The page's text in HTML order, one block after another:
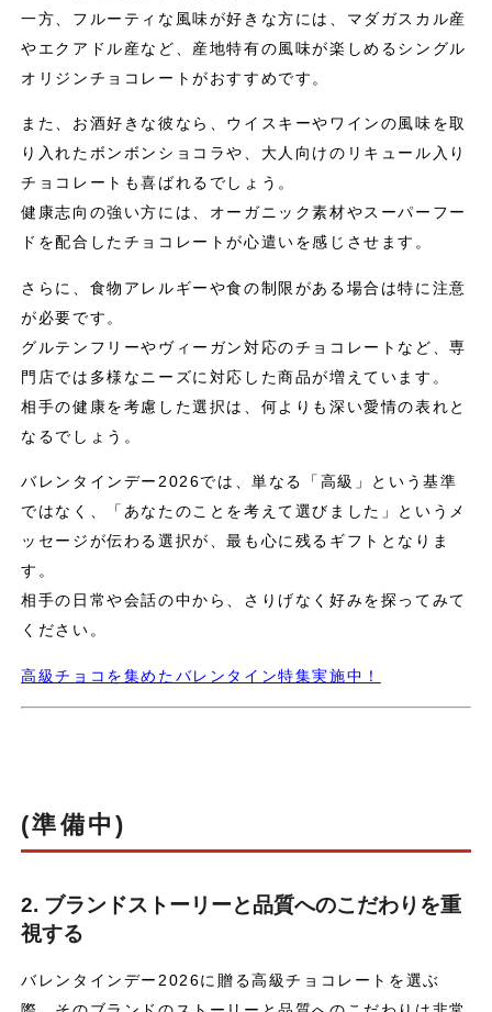
一方、フルーティな風味が好きな方には、マダガスカル産
やエクアドル産など、産地特有の風味が楽しめるシングル
オリジンチョコレートがおすすめです。
また、お酒好きな彼なら、ウイスキーやワインの風味を取
り入れたボンボンショコラや、大人向けのリキュール入り
チョコレートも喜ばれるでしょう。
健康志向の強い方には、オーガニック素材やスーパーフー
ドを配合したチョコレートが心遣いを感じさせます。
さらに、食物アレルギーや食の制限がある場合は特に注意
が必要です。
グルテンフリーやヴィーガン対応のチョコレートなど、専
門店では多様なニーズに対応した商品が増えています。
相手の健康を考慮した選択は、何よりも深い愛情の表れと
なるでしょう。
バレンタインデー2026では、単なる「高級」という基準
ではなく、「あなたのことを考えて選びました」というメ
ッセージが伝わる選択が、最も心に残るギフトとなりま
す。
相手の日常や会話の中から、さりげなく好みを探ってみて
ください。
高級チョコを集めたバレンタイン特集実施中！
(準備中)
2. ブランドストーリーと品質へのこだわりを重
視する
バレンタインデー2026に贈る高級チョコレートを選ぶ